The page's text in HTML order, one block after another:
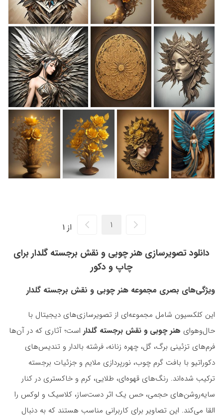
از 1
دانلود تصویرسازی هنر چوبی و نقش برجسته گلدار برای
چاپ و دکور
ویژگی‌های بصری مجموعه هنر چوبی و نقش برجسته گلدار
این کلکسیون شامل مجموعه‌ای از تصویرسازی‌های دیجیتال با
حال‌وهوای هنر چوبی و نقش برجسته گلدار است؛ آثاری که در آن‌ها
فرم‌های تزئینی برگ، گل، چهره زنانه، فرشته بالدار و تندیس‌های
دکوراتیو با بافت گرم چوب، نورپردازی ملایم و جزئیات برجسته
ترکیب شده‌اند. رنگ‌های قهوه‌ای، طلایی، کرم و خاکستری در کنار
سایه‌روشن‌های حجمی، حس یک اثر دست‌ساز، کلاسیک و لوکس را
القا می‌کند. این تصاویر برای کاربرانی مناسب هستند که به دنبال